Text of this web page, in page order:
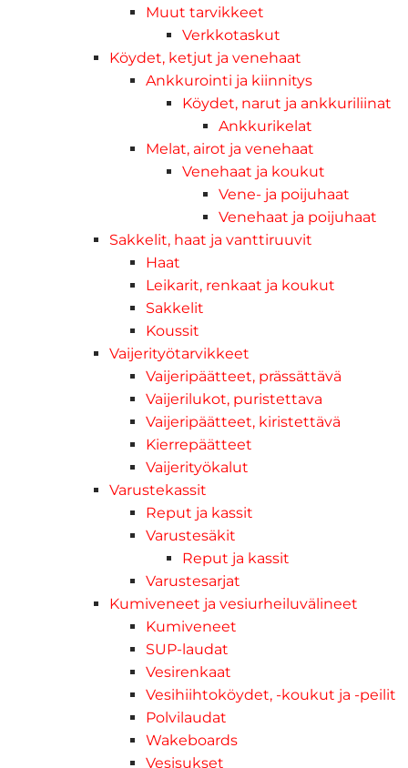
Muut tarvikkeet
Verkkotaskut
Köydet, ketjut ja venehaat
Ankkurointi ja kiinnitys
Köydet, narut ja ankkuriliinat
Ankkurikelat
Melat, airot ja venehaat
Venehaat ja koukut
Vene- ja poijuhaat
Venehaat ja poijuhaat
Sakkelit, haat ja vanttiruuvit
Haat
Leikarit, renkaat ja koukut
Sakkelit
Koussit
Vaijerityötarvikkeet
Vaijeripäätteet, prässättävä
Vaijerilukot, puristettava
Vaijeripäätteet, kiristettävä
Kierrepäätteet
Vaijerityökalut
Varustekassit
Reput ja kassit
Varustesäkit
Reput ja kassit
Varustesarjat
Kumiveneet ja vesiurheiluvälineet
Kumiveneet
SUP-laudat
Vesirenkaat
Vesihiihtoköydet, -koukut ja -peilit
Polvilaudat
Wakeboards
Vesisukset